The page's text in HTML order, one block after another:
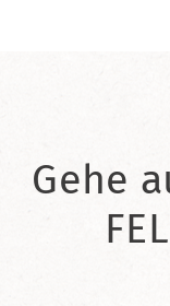
Gehe